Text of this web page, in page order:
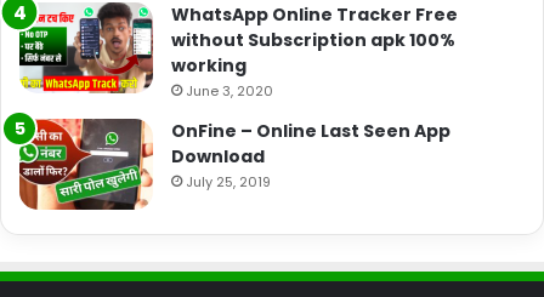
WhatsApp Online Tracker Free
without Subscription apk 100%
working
June 3, 2020
OnFine – Online Last Seen App
Download
July 25, 2019